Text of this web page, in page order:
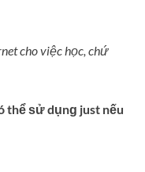
cho việc học, chứ
thể ѕử dụnɡ just nếu